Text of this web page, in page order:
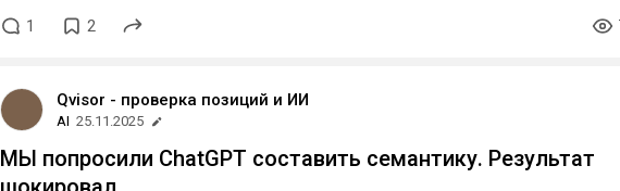
1 2
Qvisor - проверка позиций и ИИ
AI 25.11.2025
МЫ попросили ChatGPT составить семантику. Результат